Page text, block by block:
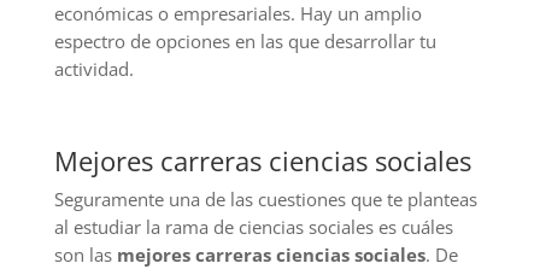
económicas o empresariales. Hay un amplio
espectro de opciones en las que desarrollar tu
actividad.
Mejores carreras ciencias sociales
Seguramente una de las cuestiones que te planteas
al estudiar la rama de ciencias sociales es cuáles
son las mejores carreras ciencias sociales. De